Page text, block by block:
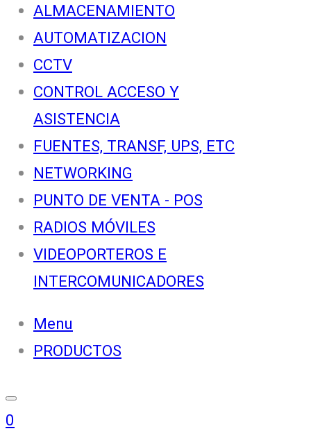
ALMACENAMIENTO
AUTOMATIZACION
CCTV
CONTROL ACCESO Y
ASISTENCIA
FUENTES, TRANSF, UPS, ETC
NETWORKING
PUNTO DE VENTA - POS
RADIOS MÓVILES
VIDEOPORTEROS E
INTERCOMUNICADORES
Menu
PRODUCTOS
0